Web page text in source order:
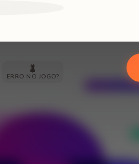
🐛
ERRO NO JOGO?